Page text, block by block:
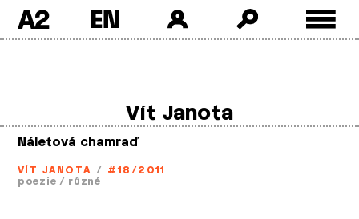
A2
Vít Janota
Náletová chamraď
VÍT JANOTA / #18/2011
poezie / různé